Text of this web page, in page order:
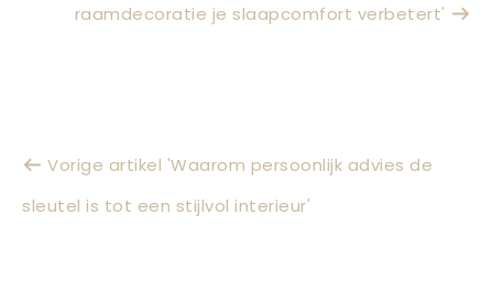
raamdecoratie je slaapcomfort verbetert'
Vorige artikel 'Waarom persoonlijk advies de
sleutel is tot een stijlvol interieur'